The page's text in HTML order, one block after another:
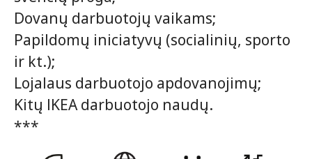
Dovanų darbuotojų vaikams;
Papildomų iniciatyvų (socialinių, sporto
ir kt.);
Lojalaus darbuotojo apdovanojimų;
Kitų IKEA darbuotojo naudų.
***